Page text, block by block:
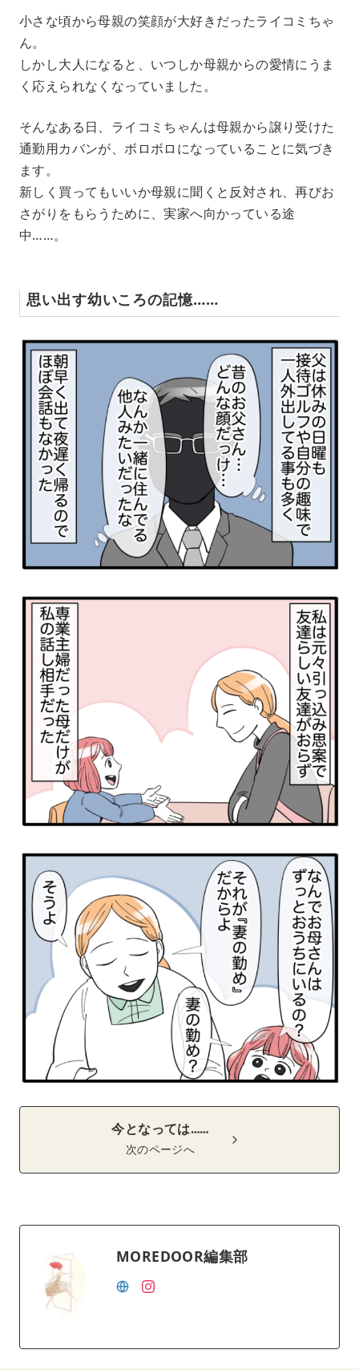
小さな頃から母親の笑顔が大好きだったライコミちゃ
ん。
しかし大人になると、いつしか母親からの愛情にうま
く応えられなくなっていました。
そんなある日、ライコミちゃんは母親から譲り受けた
通勤用カバンが、ボロボロになっていることに気づき
ます。
新しく買ってもいいか母親に聞くと反対され、再びお
さがりをもらうために、実家へ向かっている途
中……。
思い出す幼いころの記憶……
今となっては……
次のページへ
MOREDOOR編集部